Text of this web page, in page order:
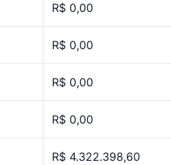
R$ 0,00
R$ 0,00
R$ 0,00
R$ 0,00
R$ 4.322.398,60